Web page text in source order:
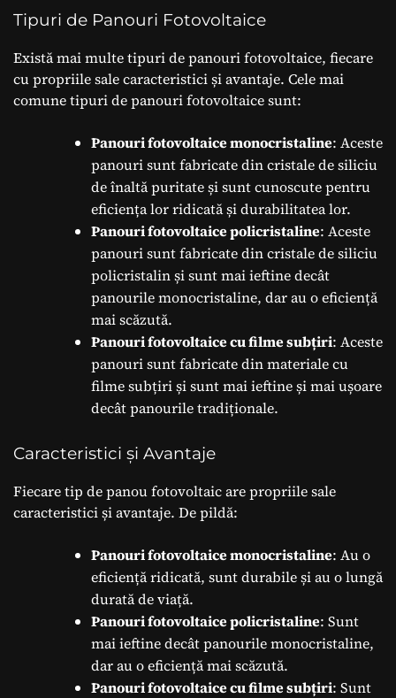
Tipuri de Panouri Fotovoltaice
Există mai multe tipuri de panouri fotovoltaice, fiecare
cu propriile sale caracteristici și avantaje. Cele mai
comune tipuri de panouri fotovoltaice sunt:
Panouri fotovoltaice monocristaline: Aceste
panouri sunt fabricate din cristale de siliciu
de înaltă puritate și sunt cunoscute pentru
eficiența lor ridicată și durabilitatea lor.
Panouri fotovoltaice policristaline: Aceste
panouri sunt fabricate din cristale de siliciu
policristalin și sunt mai ieftine decât
panourile monocristaline, dar au o eficiență
mai scăzută.
Panouri fotovoltaice cu filme subțiri: Aceste
panouri sunt fabricate din materiale cu
filme subțiri și sunt mai ieftine și mai ușoare
decât panourile tradiționale.
Caracteristici și Avantaje
Fiecare tip de panou fotovoltaic are propriile sale
caracteristici și avantaje. De pildă:
Panouri fotovoltaice monocristaline: Au o
eficiență ridicată, sunt durabile și au o lungă
durată de viață.
Panouri fotovoltaice policristaline: Sunt
mai ieftine decât panourile monocristaline,
dar au o eficiență mai scăzută.
Panouri fotovoltaice cu filme subțiri: Sunt